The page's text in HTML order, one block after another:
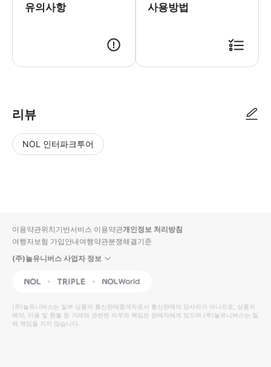
유의사항 사용방법
리뷰
NOL 인터파크투어
입니
다.
높
은
순
동
영
상
순
상
이용약관위치기반서비스 이용약관개인정보 처리방침
여행자보험 가입안내여행약관분쟁해결기준
(주)놀유니버스 사업자 정보
NOL Triple Interpark Global
(주)놀유니버스는 일부 상품의 통신판매중개자로서 통신판매의 당사자가 아니므로, 상품의
예약, 이용 및 환불 등 거래와 관련된 의무와 책임은 판매자에게 있으며 (주)놀유니버스는 일
체 책임을 지지 않습니다.